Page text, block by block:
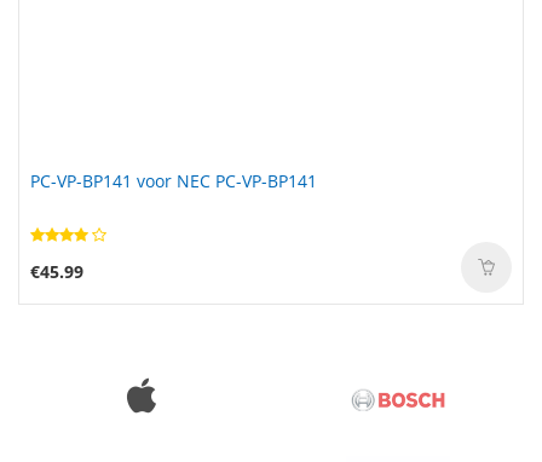
PC-VP-BP141 voor NEC PC-VP-BP141
€45.99